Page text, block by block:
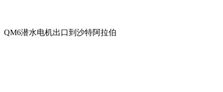
QM6潜水电机出口到沙特阿拉伯